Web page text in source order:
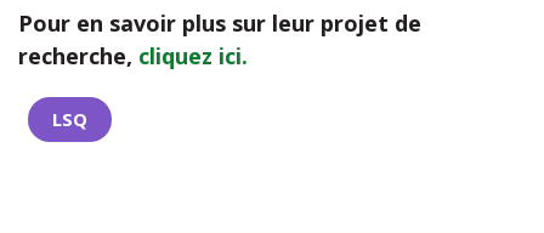
Pour en savoir plus sur leur projet de
recherche, cliquez ici.
LSQ